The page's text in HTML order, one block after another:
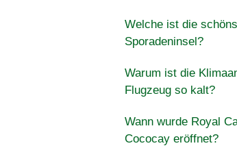
Welche ist die
Sporadeninsel?
Warum ist die
Flugzeug so kalt?
Wann wurde Royal
Cococay eröffnet?